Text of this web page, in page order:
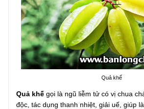
Quả khế
Quả khếgọi là ngũ liễm tử có vị chua
độc, tác dụng thanh nhiệt, giải uế, giúp